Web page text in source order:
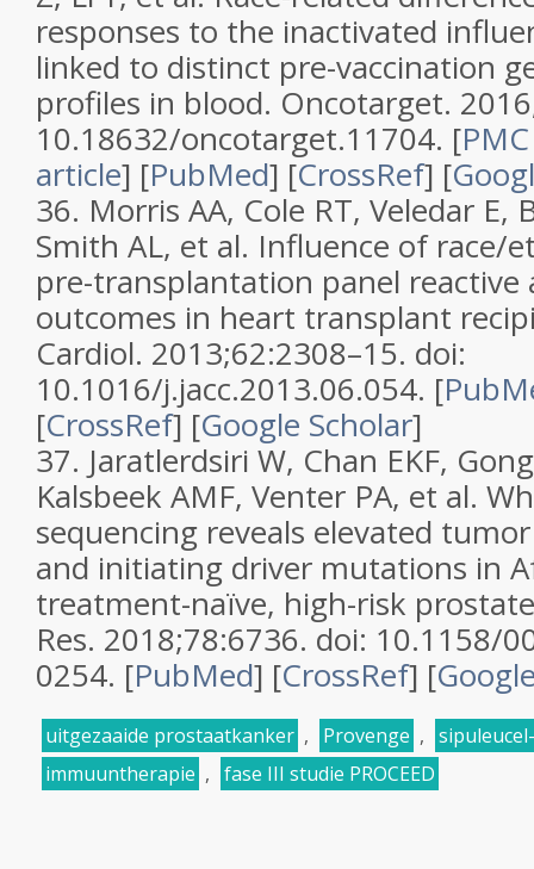
responses to the inactivated
linked to distinct pre-vaccination
profiles in blood. Oncotarget.
10.18632/oncotarget.11704. [
article] [PubMed] [CrossRef] [
36. Morris AA, Cole RT, Veledar E,
Smith AL, et al. Influence of race/
pre-transplantation panel reactive
outcomes in heart transplant
Cardiol. 2013;62:2308–15. doi:
10.1016/j.jacc.2013.06.054. [
[CrossRef] [Google Scholar]
37. Jaratlerdsiri W, Chan EKF,
Kalsbeek AMF, Venter PA, et al.
sequencing reveals elevated
and initiating driver mutations in
treatment-naïve, high-risk
Res. 2018;78:6736. doi: 10.1158/
0254. [PubMed] [CrossRef] [
uitgezaaide prostaatkanker , Provenge ,
immuuntherapie , fase III studie PROCEED